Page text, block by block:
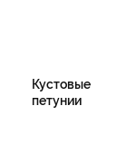
Кустовые
петунии